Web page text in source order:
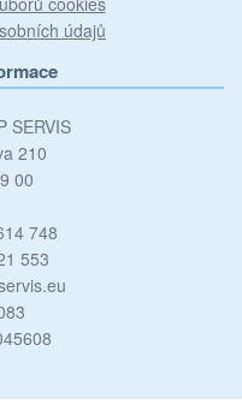
údajů
SERVIS
210
00
748
553